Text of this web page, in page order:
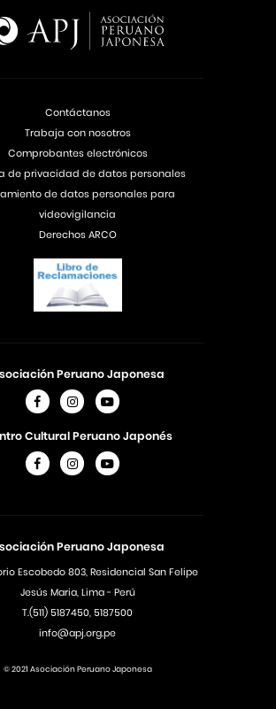
Peruano Japonesa
Escobedo 803, Residencial San Felipe
Jesús Maria, Lima - Perú
T.(511) 5187450, 5187500
info@apj.org.pe
Peruano Japonesa
Cultural Peruano Japonés
Contáctanos
Trabaja con nosotros
Comprobantes electrónicos
de privacidad de datos personales
de datos personales para
videovigilancia
Derechos ARCO
© 2021 Asociación Peruano Japonesa